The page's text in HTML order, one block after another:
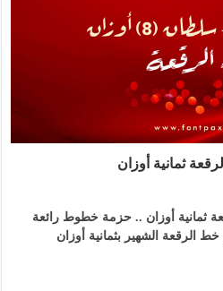
ثمانية أوزان
أوزان .. حزمة خطوط رائعة
الشهير بثمانية أوزان